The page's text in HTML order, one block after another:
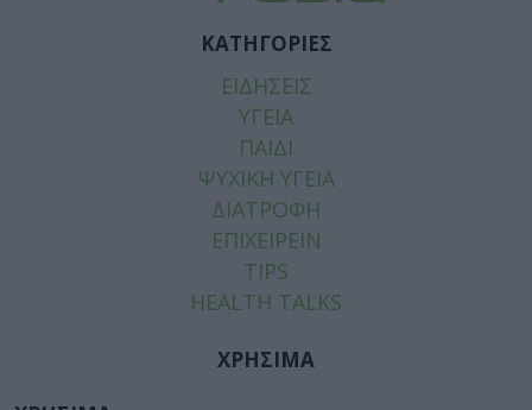
ΚΑΤΗΓΟΡΙΕΣ
ΕΙΔΗΣΕΙΣ
ΥΓΕΙΑ
ΠΑΙΔΙ
ΨΥΧΙΚΗ ΥΓΕΙΑ
ΔΙΑΤΡΟΦΗ
ΕΠΙΧΕΙΡΕΙΝ
TIPS
HEALTH TALKS
ΧΡΗΣΙΜΑ